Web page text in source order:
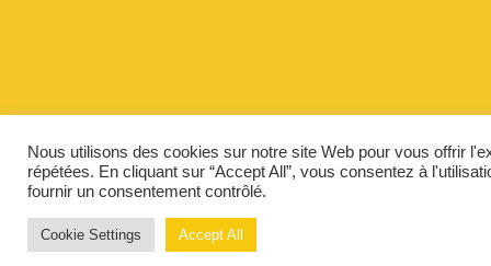
Nous utilisons des cookies sur notre site Web pour vous offrir
répétées. En cliquant sur “Accept All”, vous consentez à
fournir un consentement contrôlé.
Cookie Settings Accept All